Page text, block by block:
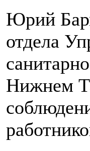
Юрий
отдела
Нижнем